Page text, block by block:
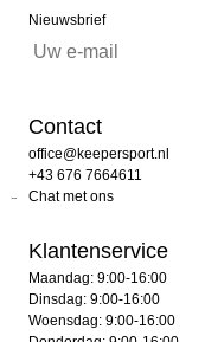
Nieuwsbrief
Contact
office@keepersport.nl
+43 676 7664611
Chat met ons
Klantenservice
Maandag: 9:00-16:00
Dinsdag: 9:00-16:00
Woensdag: 9:00-16:00